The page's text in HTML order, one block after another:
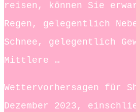
reisen, können Sie
Regen, gelegentlich
Schnee, gelegentlich
Mittlere …
Wettervorhersagen für
Dezember 2023,